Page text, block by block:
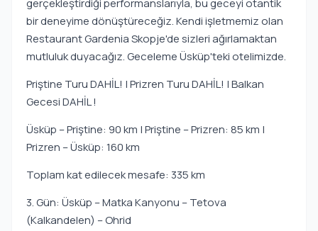
gerçekleştirdiği performanslarıyla, bu geceyi otantik
bir deneyime dönüştüreceğiz. Kendi işletmemiz olan
Restaurant Gardenia Skopje'de sizleri ağırlamaktan
mutluluk duyacağız. Geceleme Üsküp'teki otelimizde.
Priştine Turu DAHİL! | Prizren Turu DAHİL! | Balkan
Gecesi DAHİL !
Üsküp – Priştine: 90 km | Priştine – Prizren: 85 km |
Prizren – Üsküp: 160 km
Toplam kat edilecek mesafe: 335 km
3. Gün: Üsküp – Matka Kanyonu – Tetova
(Kalkandelen) – Ohrid